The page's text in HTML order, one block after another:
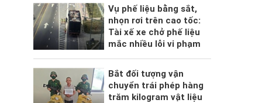
Vụ phế liệu bằng sắt,
nhọn rơi trên cao tốc:
Tài xế xe chở phế liệu
mắc nhiều lỗi vi phạm
Bắt đối tượng vận
chuyển trái phép hàng
trăm kilogram vật liệu